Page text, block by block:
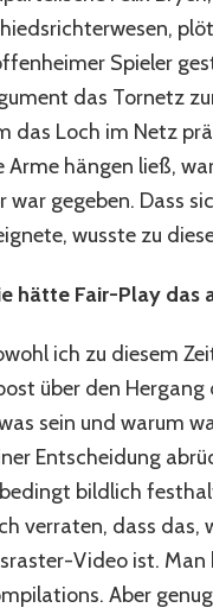
Spieler
das Tornetz
das Loch im Netz
Arme hängen ließ,
war gegeben. Dass
wusste zu
hätte Fair-Play das
ich zu diesem
über den
sein und warum
Entscheidung
bildlich
verraten, dass das,
Video ist. Man
Aber